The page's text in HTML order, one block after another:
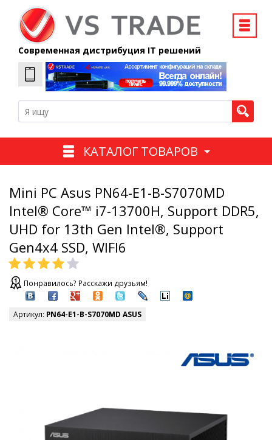
Современная дистрибуция IT решений
КАТАЛОГ ТОВАРОВ
Mini PC Asus PN64-E1-B-S7070MD
Intel® Core™ i7-13700H, Support DDR5,
UHD for 13th Gen Intel®, Support
Gen4x4 SSD, WIFI6
Понравилось? Расскажи друзьям!
Артикул: PN64-E1-B-S7070MD ASUS